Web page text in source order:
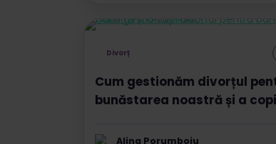
Divorț
Cum gestionăm divorțul
bunăstarea noastră și a
Alina Porumboiu